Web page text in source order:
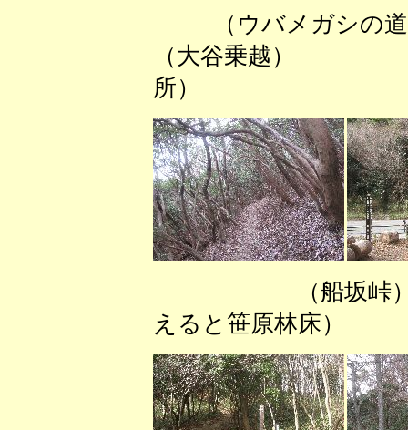
（ウバメガ
（大谷乗越）
所）
（船坂峠）
えると笹原林床